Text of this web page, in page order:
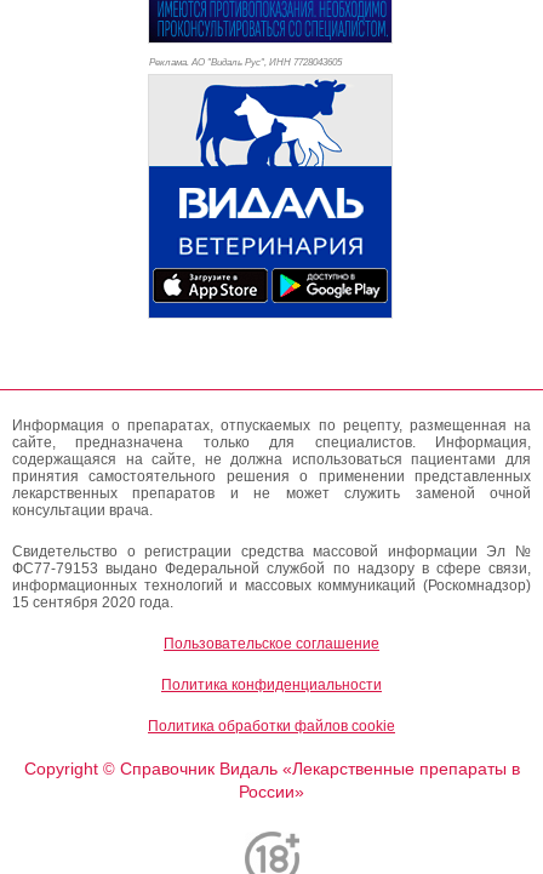
Реклама. АО "Видаль Рус", ИНН 7728043605
Информация о препаратах, отпускаемых по рецепту, размещенная на
сайте, предназначена только для специалистов. Информация,
содержащаяся на сайте, не должна использоваться пациентами для
принятия самостоятельного решения о применении представленных
лекарственных препаратов и не может служить заменой очной
консультации врача.
Свидетельство о регистрации средства массовой информации Эл №
ФС77-79153 выдано Федеральной службой по надзору в сфере связи,
информационных технологий и массовых коммуникаций (Роскомнадзор)
15 сентября 2020 года.
Пользовательское соглашение
Политика конфиденциальности
Политика обработки файлов cookie
Copyright ©Справочник Видаль «Лекарственные препараты в
России»